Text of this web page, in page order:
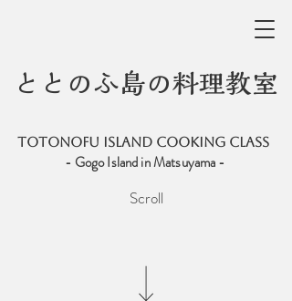
ととのふ島の料理教室
totonofu ISLAND COOKING CLASS
- Gogo Island in Matsuyama -
Scroll